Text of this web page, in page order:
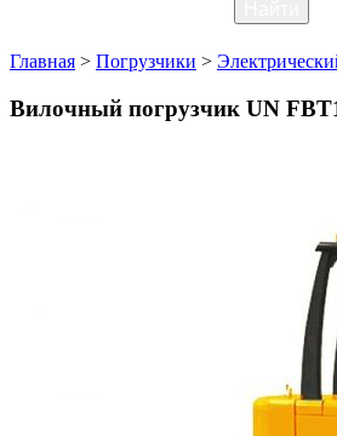
Главная > Погрузчики >
Вилочный погрузчик UN